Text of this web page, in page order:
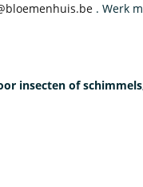
. Werk
insecten of